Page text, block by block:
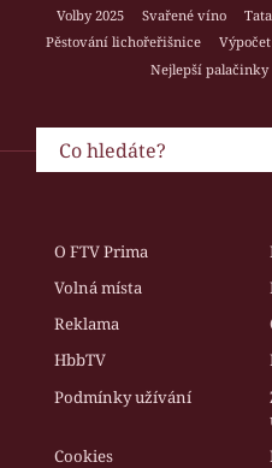
Volby 2025
Svařené víno
Pěstování lichořeřišnice
Nejlepší palačinky
O FTV Prima
Volná místa
Reklama
HbbTV
Podmínky užívání
Cookies